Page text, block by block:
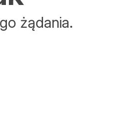
żądania.